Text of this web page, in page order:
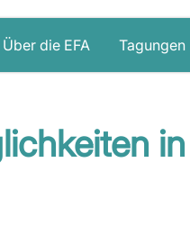
Über die EFA Tagungen